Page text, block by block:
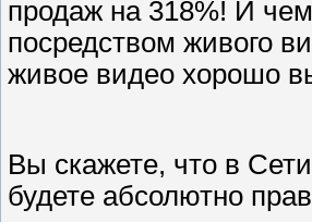
продаж на 318%! И
посредством живого
живое видео хорошо
Вы скажете, что в
будете абсолютно